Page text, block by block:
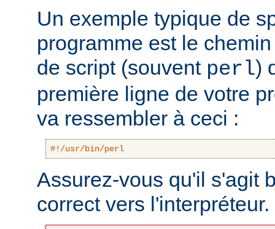
Un exemple typique de
programme est le
de script (souvent perl)
première ligne de votre
va ressembler à ceci :
#!/usr/bin/perl
Assurez-vous qu'il s'agit
correct vers l'interpréteur.